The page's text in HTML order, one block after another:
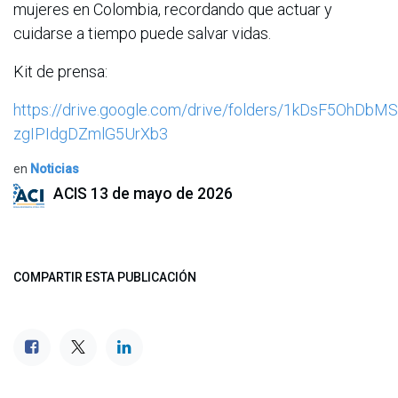
mujeres en Colombia, recordando que actuar y
cuidarse a tiempo puede salvar vidas.
Kit de prensa:
https://drive.google.com/drive/folders/
zgIPIdgDZmlG5UrXb3
en Noticias
ACIS 13 de mayo de 2026
COMPARTIR ESTA PUBLICACIÓN